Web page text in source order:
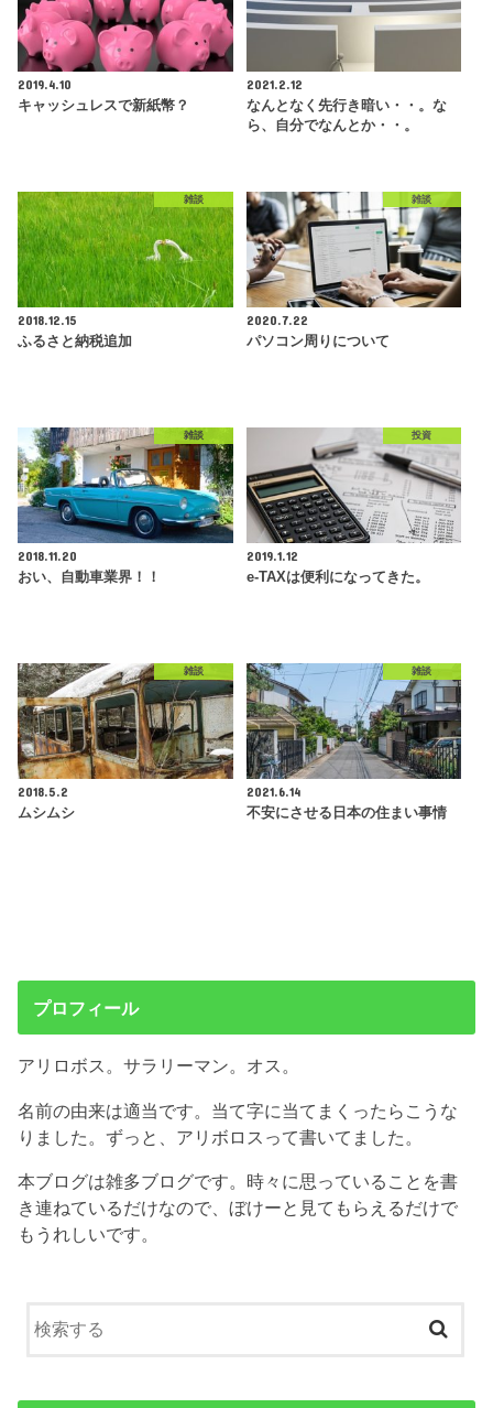
2019.4.10
キャッシュレスで新紙幣？
2021.2.12
なんとなく先行き暗い・・。な
ら、自分でなんとか・・。
雑談
2018.12.15
ふるさと納税追加
雑談
2020.7.22
パソコン周りについて
雑談
2018.11.20
おい、自動車業界！！
投資
2019.1.12
e-TAXは便利になってきた。
雑談
2018.5.2
ムシムシ
雑談
2021.6.14
不安にさせる日本の住まい事情
プロフィール
アリロボス。サラリーマン。オス。
名前の由来は適当です。当て字に当てまくったらこうな
りました。ずっと、アリボロスって書いてました。
本ブログは雑多ブログです。時々に思っていることを書
き連ねているだけなので、ぼけーと見てもらえるだけで
もうれしいです。